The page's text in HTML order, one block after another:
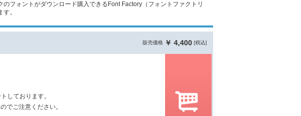
フォントがダウンロード購入できるFont Factory（フォントファクトリ
。
販売価格 ￥ 4,400 [税込]
しております。
でご注意ください。